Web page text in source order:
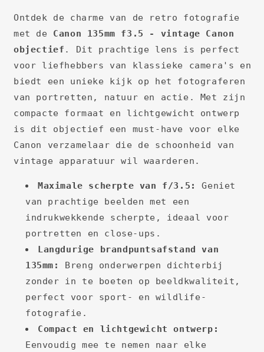
Ontdek de charme van de retro fotografie
met de Canon 135mm f3.5 - vintage Canon
objectief . Dit prachtige lens is perfect
voor liefhebbers van klassieke camera's en
biedt een unieke kijk op het fotograferen
van portretten, natuur en actie. Met zijn
compacte formaat en lichtgewicht ontwerp
is dit objectief een must-have voor elke
Canon verzamelaar die de schoonheid van
vintage apparatuur wil waarderen.
Maximale scherpte van f/3.5:
Geniet
van prachtige beelden met een
indrukwekkende scherpte, ideaal voor
portretten en close-ups.
Langdurige brandpuntsafstand van
135mm:
Breng onderwerpen dichterbij
zonder in te boeten op beeldkwaliteit,
perfect voor sport- en wildlife-
fotografie.
Compact en lichtgewicht ontwerp:
Eenvoudig mee te nemen naar elke